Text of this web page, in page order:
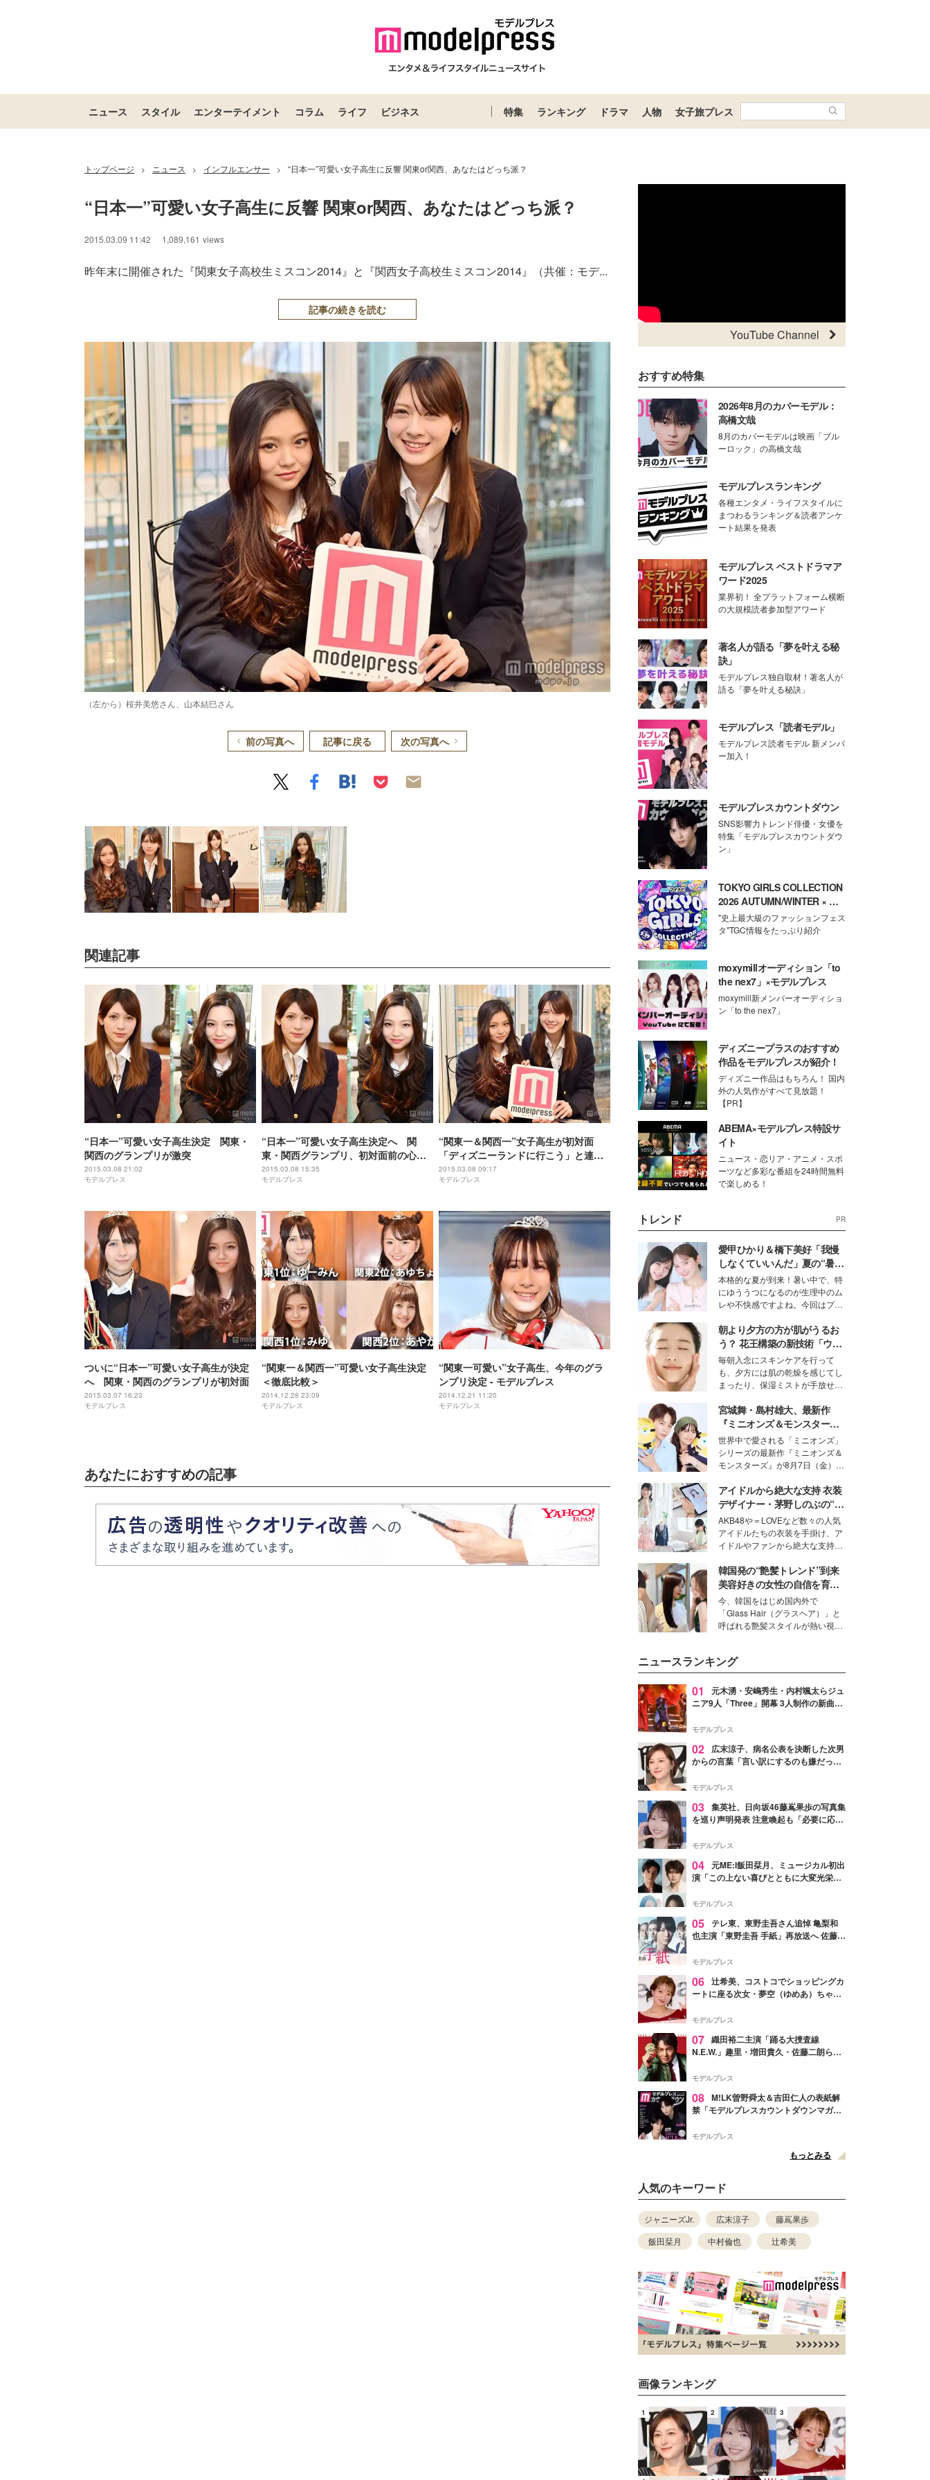
ニュース スタイル エンターテイメント コラム ライフ ビジネス 特集 ランキング ドラマ 人物 女子旅プレス
トップページ > ニュース > インフルエンサー > “日本一”可愛い女子高生に反響 関東or関西、あなたはどっち派？
“日本一”可愛い女子高生に反響 関東or関西、あなたはどっち派？
2015.03.09 11:42 1,089,161 views
昨年末に開催された『関東女子高校生ミスコン2014』と『関西女子高校生ミスコン2014』（共催：モデ...
記事の続きを読む
（左から）桜井美悠さん、山本結巳さん
前の写真へ 記事に戻る 次の写真へ
関連記事
“日本一”可愛い女子高生決定 関東・
関西のグランプリが激突
2015.03.08 21:02
モデルプレス
“日本一”可愛い女子高生決定へ 関
東・関西グランプリ、初対面前の心境
に迫る＜モデルプレスが直撃＞
2015.03.08 15:35
モデルプレス
“関東一＆関西一”女子高生が初対面
「ディズニーランドに行こう」と連絡
先を交換
2015.03.08 09:17
モデルプレス
ついに“日本一”可愛い女子高生が決定
へ 関東・関西のグランプリが初対面
2015.03.07 16:23
モデルプレス
“関東一＆関西一”可愛い女子高生決定
＜徹底比較＞
2014.12.28 23:09
モデルプレス
“関東一可愛い”女子高生、今年のグラ
ンプリ決定 - モデルプレス
2014.12.21 11:20
モデルプレス
あなたにおすすめの記事
YouTube Channel
おすすめ特集
2026年8月のカバーモデル：
高橋文哉
8月のカバーモデルは映画「ブル
ーロック」の高橋文哉
モデルプレスランキング
各種エンタメ・ライフスタイルに
まつわるランキング＆読者アンケ
ート結果を発表
モデルプレス ベストドラマア
ワード2025
業界初！ 全プラットフォーム横断
の大規模読者参加型アワード
著名人が語る「夢を叶える秘
訣」
モデルプレス独自取材！著名人が
語る「夢を叶える秘訣」
モデルプレス「読者モデル」
モデルプレス読者モデル 新メンバ
ー加入！
モデルプレスカウントダウン
SNS影響力トレンド俳優・女優を
特集「モデルプレスカウントダウ
ン」
TOKYO GIRLS COLLECTION
2026 AUTUMN/WINTER × モ
デルプレス
"史上最大級のファッションフェス
タ"TGC情報をたっぷり紹介
moxymillオーディション「to
the nex7」×モデルプレス
moxymill新メンバーオーディショ
ン「to the nex7」
ディズニープラスのおすすめ
作品をモデルプレスが紹介！
ディズニー作品はもちろん！ 国内
外の人気作がすべて見放題！
【PR】
ABEMA×モデルプレス特設サ
イト
ニュース・恋リア・アニメ・スポ
ーツなど多彩な番組を24時間無料
で楽しめる！
トレンド PR
愛甲ひかり＆橋下美好「我慢
しなくていいんだ」夏の“暑さ
対策”の新しい選択肢とは？
本格的な夏が到来！暑い中で、特
にゆううつになるのが生理中のム
レや不快感ですよね。今回はプラ
モデル・愛甲ひかりさんと橋下美
好さんを迎えて本音で女子会トー
ク。猛暑のお出かけを快適に過ご
すヒントや、2人が感動した夏の
生理の新常識にも迫りました。
朝より夕方の方が肌がうるお
う？ 花王構築の新技術「ウォ
ーターキャプチャリングスキ
ン（捕水肌）」がスキンケア
の常識を変える予感
毎朝入念にスキンケアを行って
も、夕方には肌の乾燥を感じてし
まったり、保湿ミストが手放せな
な美容の常識を大きく変える可能
性を秘めた、革新的な「Water
Capturing Skin（ウォーターキャ
プチャリングスキン：捕水肌）」
技術を、花王が構築した。
宮城舞・島村雄大、最新作
『ミニオンズ＆モンスター
ズ』の魅力熱弁 ハチャメチャ
だけじゃない“友情と絆”に感
動
世界中で愛される「ミニオンズ」
シリーズの最新作『ミニオンズ＆
モンスターズ』が8月7日（金）に
ニオン好き”という共通点を持つモ
デルの宮城舞と島村雄大の特別対
談をお届け！それぞれの視点か
ら、今作ならではの魅力や予想外
の感動をもたらす奥深いストーリ
ーについて熱く語り合ってもらっ
た。
アイドルから絶大な支持 衣装
デザイナー・茅野しのぶの“可
愛い”を作る美学＜「シチズン
クロスシー」インタビュー＞
AKB48や＝LOVEなど数々の人気
アイドルたちの衣装を手掛け、ア
イドルやファンから絶大な支持を
取締役兼クリエイティブディレク
ター・茅野しのぶ。一人ひとりの
個性に寄り添い、魅力を引き出す
衣装作りは、多くの女性たちに勇
気と自信を与え続けている。
韓国発の“艶髪トレンド”到来
美容好きの女性の自信を育む
「ヘアケア事情」って？
今、韓国をはじめ国内外で
「Glass Hair（グラスヘア）」と
呼ばれる艶髪スタイルが熱い視線
して、“髪そのものの美しさ”に改
めて注目する人が増えている様
子。今回は、そんな憧れの艶やか
な髪を日常で叶える、美容好きの
ます。
ニュースランキング
01
元木湧・安嶋秀生・内村颯太らジュ
ニア9人「Three」開幕 3人制作の新曲＆
進んで夢を掴みたい」【ゲネプロレポ】
モデルプレス
02
広末涼子、病名公表を決断した次男
からの言葉「言い訳にするのも嫌だっ
モデルプレス
03 集英社、日向坂46藤嶌果歩の写真集
を巡り声明発表 注意喚起も「必要に応じ
モデルプレス
04 元ME:I飯田栞月、ミュージカル初出
演「この上ない喜びとともに大変光栄」
ャスト発表
モデルプレス
05 テレ東、東野圭吾さん追悼 亀梨和
也主演「東野圭吾 手紙」再放送へ 佐藤隆
モデルプレス
06 辻希美、コストコでショッピングカ
ートに座る次女・夢空（ゆめあ）ちゃん
ぎ」「成長を感じる」の声
モデルプレス
07 織田裕二主演「踊る大捜査線
N.E.W.」趣里・増田貴久・佐藤二朗ら新
徴する“謎のキーワード”も
モデルプレス
08 M!LK曽野舜太＆吉田仁人の表紙解
禁「モデルプレスカウントダウンマガジ
モデルプレス
もっとみる
人気のキーワード
ジャニーズJr. 広末涼子
藤嶌果歩
飯田栞月
中村倫也 辻希美
画像ランキング
1 2 3